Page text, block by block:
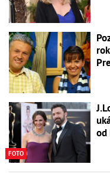
FOTO
od